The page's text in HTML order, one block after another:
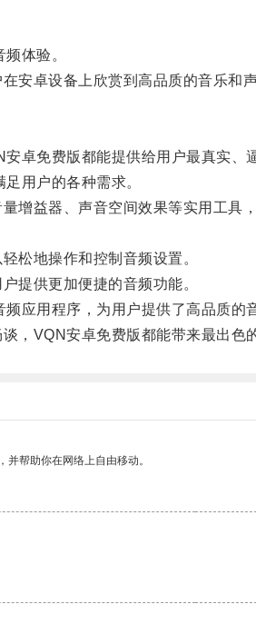
体验。
卓设备上欣赏到高品质的音乐和声
免费版都能提供给用户最真实、
用户的各种需求。
益器、声音空间效果等实用工具
地操作和控制音频设置。
供更加便捷的音频功能。
用程序，为用户提供了高品质的音
VQN安卓免费版都能带来最出色
帮助你在网络上自由移动。